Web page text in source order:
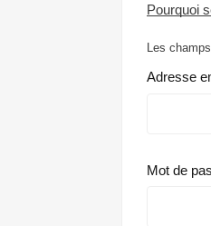
Pourquoi
Les
Adresse
Mot de